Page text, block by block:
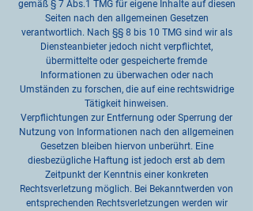
gemäß § 7 Abs.1 TMG für eigene Inhalte auf diesen
Seiten nach den allgemeinen Gesetzen
verantwortlich. Nach §§ 8 bis 10 TMG sind wir als
Diensteanbieter jedoch nicht verpflichtet,
übermittelte oder gespeicherte fremde
Informationen zu überwachen oder nach
Umständen zu forschen, die auf eine rechtswidrige
Tätigkeit hinweisen.
Verpflichtungen zur Entfernung oder Sperrung der
Nutzung von Informationen nach den allgemeinen
Gesetzen bleiben hiervon unberührt. Eine
diesbezügliche Haftung ist jedoch erst ab dem
Zeitpunkt der Kenntnis einer konkreten
Rechtsverletzung möglich. Bei Bekanntwerden von
entsprechenden Rechtsverletzungen werden wir